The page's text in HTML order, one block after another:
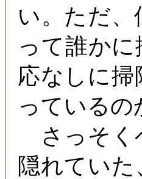
い。ただ
って誰か
応なしに
っている
さっそく
隠れてい